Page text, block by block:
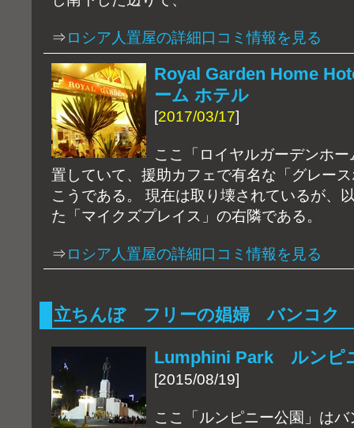
⇒ロシア人置屋の詳細口コミ情報を見る
Royal Garden Home
ーム ホテル
[2017/03/17]
ここ「ロイヤルガーデンホ
置していて、援助カフェで有名な「グレー
こうである。 現在は取り壊されているが、
た「マイクズプレイス」の右隣である。
⇒ロシア人置屋の詳細口コミ情報を見る
立ちんぼ フリーの娼婦 バンコク
Lumphini Park ルンピ
[2015/08/19]
ここ「ルンピニー公園」は